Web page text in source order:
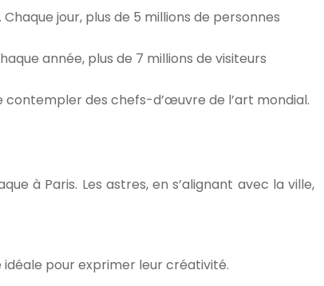
jour, plus de 5 millions de personnes
année, plus de 7 millions de visiteurs
contempler des chefs-d’œuvre de l’art mondial.
à Paris. Les astres, en s’alignant avec la ville,
idéale pour exprimer leur créativité.